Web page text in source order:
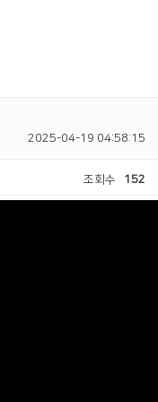
2025-04-19 04:58:15
조회수 152